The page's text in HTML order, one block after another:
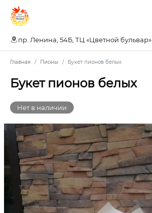
пр. Ленина, 54Б, ТЦ «Цветной бульвар»
Главная Пионы Букет пионов белых
Букет пионов белых
Нет в наличии